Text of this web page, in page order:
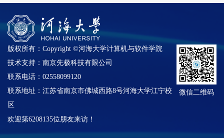
版权所有：Copyright ©河海大学计算机与软件学院
技术支持：南京先极科技有限公司
联系电话：02558099120
联系地址：江苏省南京市佛城西路8号河海大学江宁校
区
欢迎第6208135位朋友来访！
微信二维码